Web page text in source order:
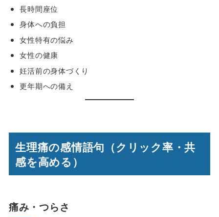
長時間座位
身体への負担
女性特有の悩み
女性の健康
妊活前の身体づくり
更年期への備え
生理痛の感情語句（クリック率・共
感を高める）
痛み・つらさ